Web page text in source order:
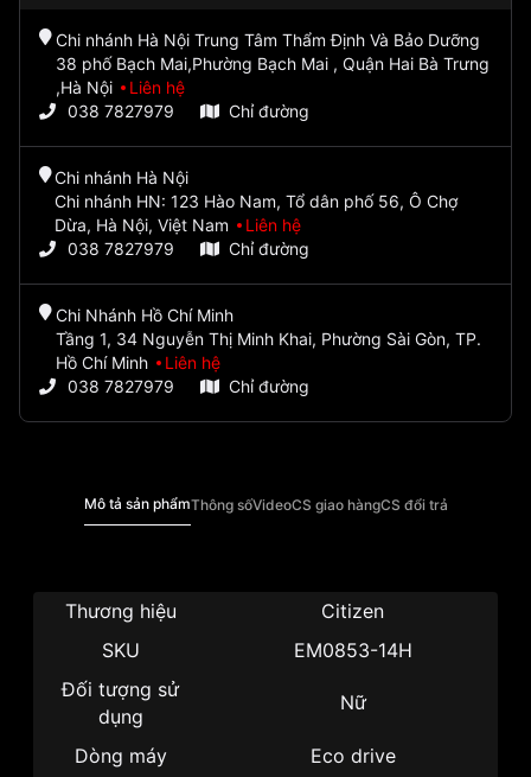
Chi nhánh Hà Nội Trung Tâm Thẩm Định Và Bảo Dưỡng
38 phố Bạch Mai,Phường Bạch Mai , Quận Hai Bà Trưng
,Hà Nội
Liên hệ
038 7827979
Chỉ đường
Chi nhánh Hà Nội
Chi nhánh HN: 123 Hào Nam, Tổ dân phố 56, Ô Chợ
Dừa, Hà Nội, Việt Nam
Liên hệ
038 7827979
Chỉ đường
Chi Nhánh Hồ Chí Minh
Tầng 1, 34 Nguyễn Thị Minh Khai, Phường Sài Gòn, TP.
Hồ Chí Minh
Liên hệ
038 7827979
Chỉ đường
Mô tả sản phẩmThông sốVideoCS giao hàngCS đổi trả
Thương hiệu
Citizen
SKU
EM0853-14H
Đối tượng sử
dụng
Nữ
Dòng máy Eco drive